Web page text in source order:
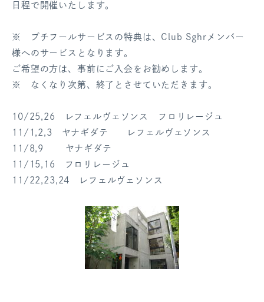
日程で開催いたします。
※ プチフールサービスの特典は、Club Sghrメンバー
様へのサービスとなります。
ご希望の方は、事前にご入会をお勧めします。
※ なくなり次第、終了とさせていただきます。
10/25,26 レフェルヴェソンス フロリレージュ
11/1,2,3 ヤナギダテ レフェルヴェソンス
11/8,9 ヤナギダテ
11/15,16 フロリレージュ
11/22,23,24 レフェルヴェソンス